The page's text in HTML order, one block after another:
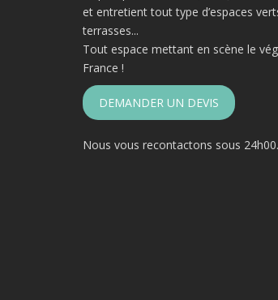
et entretient tout type d’espaces
terrasses...
Tout espace mettant en scène le
France !
DEMANDER UN DEVIS
Nous vous recontactons sous 24h00.